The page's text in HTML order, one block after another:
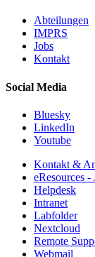
Abteilungen
IMPRS
Jobs
Kontakt
Social Media
Bluesky
LinkedIn
Youtube
Kontakt &
eResources -
Helpdesk
Intranet
Labfolder
Nextcloud
Remote
Webmail